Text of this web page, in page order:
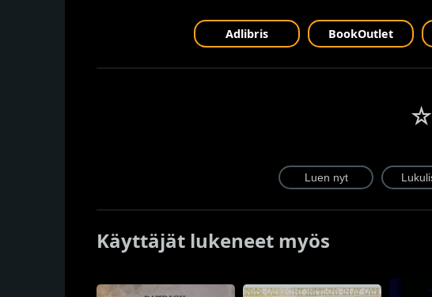
Adlibris BookOutlet
☆
Käyttäjät lukeneet myös